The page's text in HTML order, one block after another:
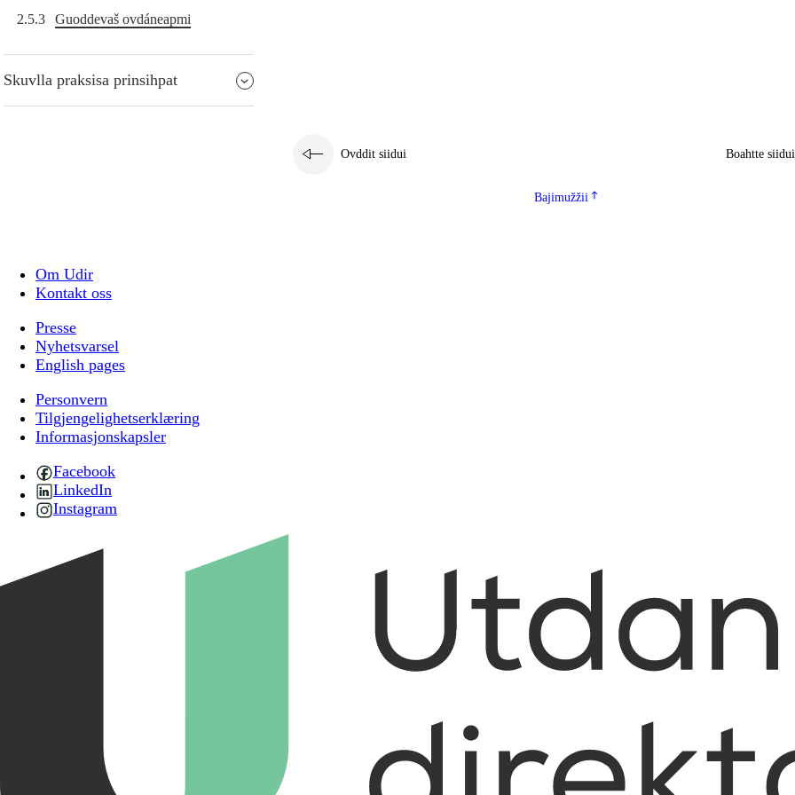
2.5.3 Guoddevaš ovdáneapmi
Skuvlla praksisa prinsihpat
Ovddit siidui Boahtte siidui
Bajimužžii
Om Udir
Kontakt oss
Presse
Nyhetsvarsel
English pages
Personvern
Tilgjengelighetserklæring
Informasjonskapsler
Facebook
LinkedIn
Instagram